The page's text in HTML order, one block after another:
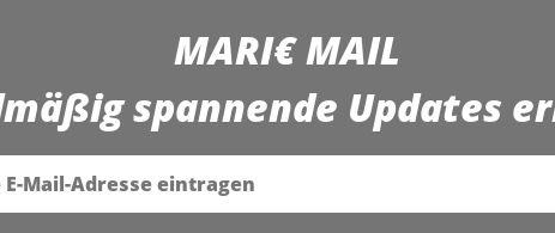
MARI€ MAIL
spannende Updates